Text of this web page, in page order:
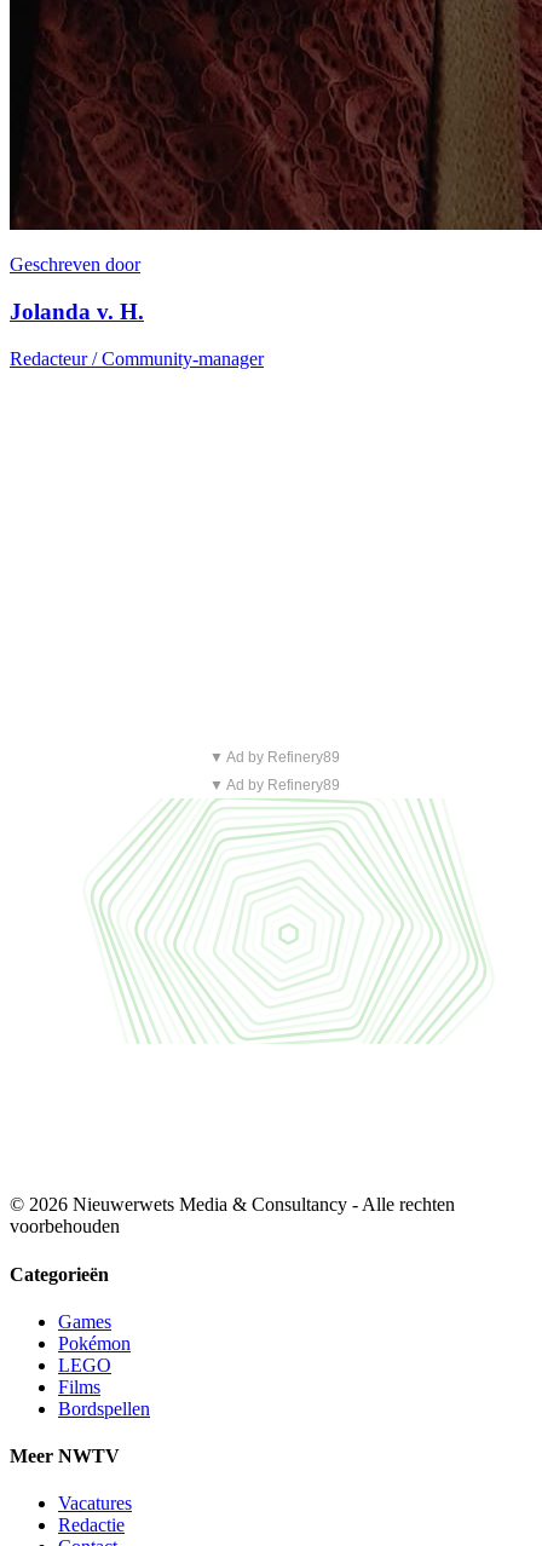
Geschreven door
Jolanda v. H.
Redacteur / Community-manager
▼ Ad by Refinery89
▼ Ad by Refinery89
© 2026 Nieuwerwets Media & Consultancy - Alle rechten
voorbehouden
Categorieën
Games
Pokémon
LEGO
Films
Bordspellen
Meer NWTV
Vacatures
Redactie